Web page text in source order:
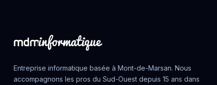
Entreprise informatique basée à Mont-de-Marsan. Nous
accompagnons les pros du Sud-Ouest depuis 15 ans dans